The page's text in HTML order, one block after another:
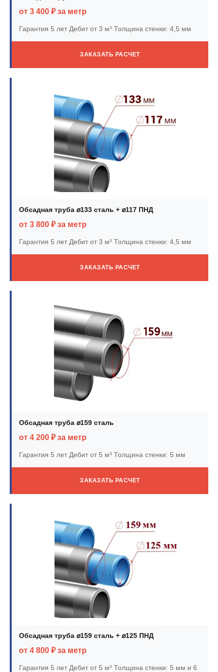
от 3 400 ₽ за метр
Гарантия 5 летДебит от 3 м³ Толщина стенки: 4,5 мм
ЗАКАЗАТЬ РАСЧЕТ
Обсадная труба ⌀133 сталь + ⌀117 ПНД
от 3 800 ₽ за метр
Гарантия 5 летДебит от 3 м³ Толщина стенки: 4,5 мм
ЗАКАЗАТЬ РАСЧЕТ
Обсадная труба ⌀159 сталь
от 4 200 ₽ за метр
Гарантия 5 летДебит от 5 м³ Толщина стенки: 5 мм
ЗАКАЗАТЬ РАСЧЕТ
Обсадная труба ⌀159 сталь + ⌀125 ПНД
от 4 800 ₽ за метр
Гарантия 5 летДебит от 5 м³ Толщина стенки: 5 мм и 6